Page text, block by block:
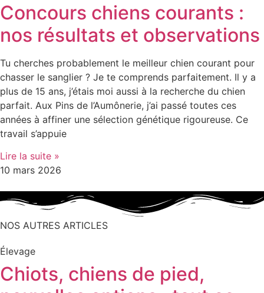
Concours chiens courants :
nos résultats et observations
Tu cherches probablement le meilleur chien courant pour
chasser le sanglier ? Je te comprends parfaitement. Il y a
plus de 15 ans, j’étais moi aussi à la recherche du chien
parfait. Aux Pins de l’Aumônerie, j’ai passé toutes ces
années à affiner une sélection génétique rigoureuse. Ce
travail s’appuie
Lire la suite »
10 mars 2026
NOS AUTRES ARTICLES
Élevage
Chiots, chiens de pied,